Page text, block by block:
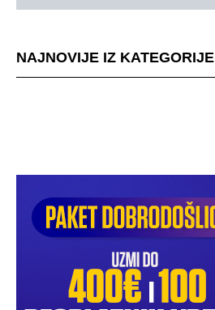
NAJNOVIJE IZ KATEGORIJE